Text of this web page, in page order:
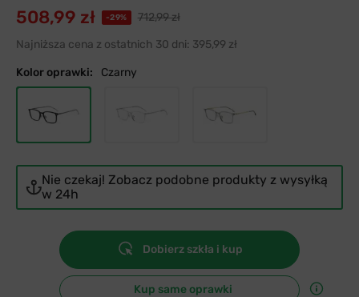
508,99 zł -29%
712,99 zł
Najniższa cena z ostatnich 30 dni: 395,99 zł
Kolor oprawki: Czarny
Nie czekaj! Zobacz podobne produkty z wysyłką
w 24h
Dobierz szkła i kup
Kup same oprawki